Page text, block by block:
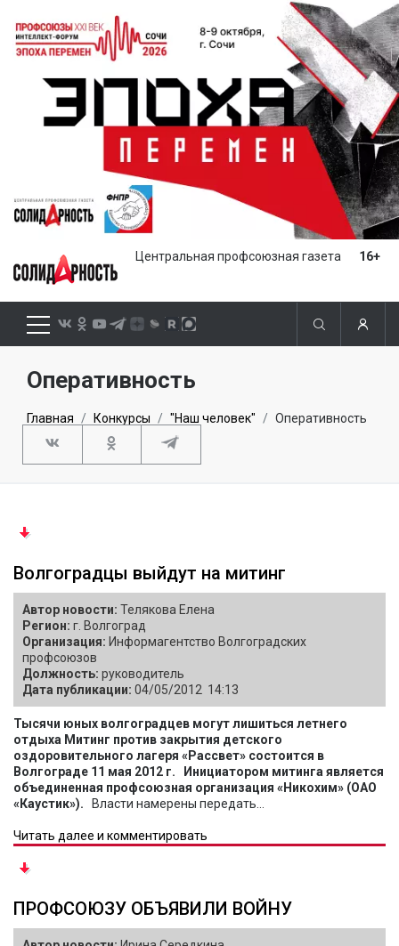
Центральная профсоюзная газета 16+
Оперативность
Главная Конкурсы "Наш человек" Оперативность
Волгоградцы выйдут на митинг
Автор новости: Телякова Елена
Регион: г. Волгоград
Организация: Информагентство Волгоградских
профсоюзов
Должность: руководитель
Дата публикации: 04/05/2012 14:13
Тысячи юных волгоградцев могут лишиться летнего
отдыха Митинг против закрытия детского
оздоровительного лагеря «Рассвет» состоится в
Волгограде 11 мая 2012 г.
Инициатором митинга является
объединенная профсоюзная организация «Никохим» (ОАО
«Каустик»). Власти намерены передать...
Читать далее и комментировать
ПРОФСОЮЗУ ОБЪЯВИЛИ ВОЙНУ